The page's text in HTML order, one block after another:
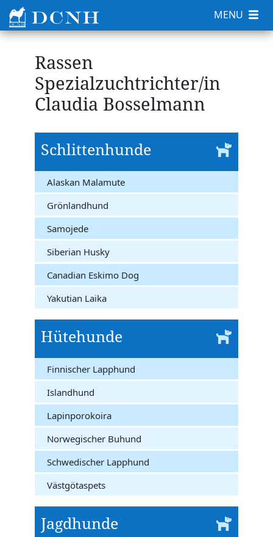
Rassen
Spezialzuchtrichter/in
Claudia Bosselmann
Schlittenhunde
Alaskan Malamute
Grönlandhund
Samojede
Siberian Husky
Canadian Eskimo Dog
Yakutian Laika
Hütehunde
Finnischer Lapphund
Islandhund
Lapinporokoira
Norwegischer Buhund
Schwedischer Lapphund
Västgötaspets
Jagdhunde
MENU